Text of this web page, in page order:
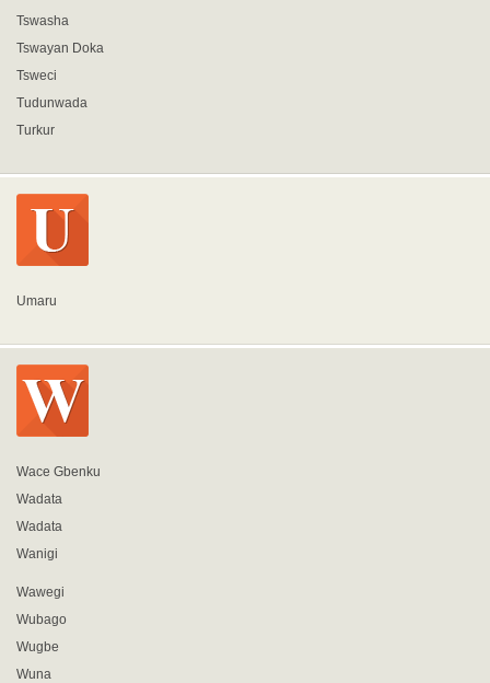
Tswasha
Tswayan Doka
Tsweci
Tudunwada
Turkur
Umaru
Wace Gbenku
Wadata
Wadata
Wanigi
Wawegi
Wubago
Wugbe
Wuna